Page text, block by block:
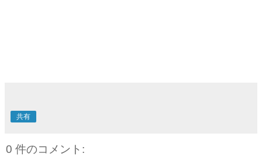
共有
0 件のコメント: